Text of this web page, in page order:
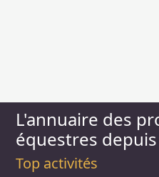
L'annuaire des
équestres
Top activités